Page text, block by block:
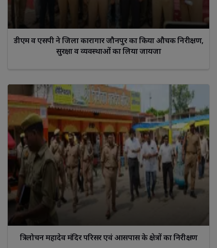
डीएम व एसपी ने जिला कारागार जौनपुर का किया औचक निरीक्षण,
सुरक्षा व व्यवस्थाओं का लिया जायजा
त्रिलोचन महादेव मंदिर परिसर एवं आसपास के क्षेत्रों का निरीक्षण